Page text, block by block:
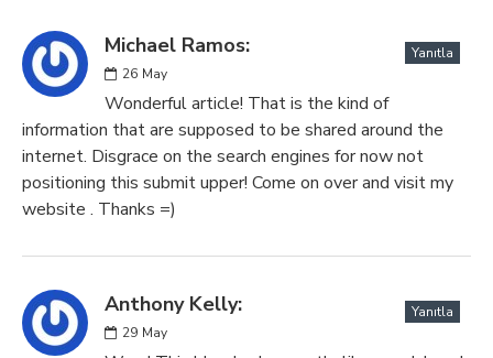
Michael Ramos:
26 May
Yanıtla
Wonderful article! That is the kind of
information that are supposed to be shared around the
internet. Disgrace on the search engines for now not
positioning this submit upper! Come on over and visit my
website . Thanks =)
Anthony Kelly:
29 May
Yanıtla